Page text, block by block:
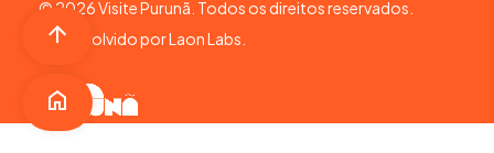
© 2026Visite Purunã. Todos os direitos reservados.
Desenvolvido porLaon Labs